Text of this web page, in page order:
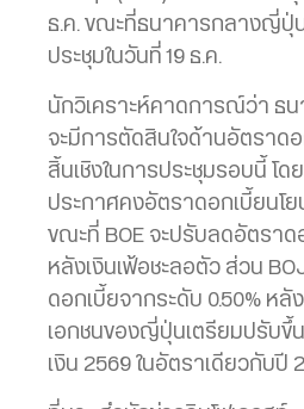
ธ.ค. ขณะที่ธนาคารกลางญี่ปุ่น
ประชุมในวันที่ 19 ธ.ค.
นักวิเคราะห์คาดการณ์ว่า ธ
จะมีการตัดสินใจด้านอัตราด
สิ้นเชิงในการประชุมรอบนี้ โด
ประกาศคงอัตราดอกเบี้ยนโย
ขณะที่ BOE จะปรับลดอัตราด
หลังเงินเฟ้อชะลอตัว ส่วน
ดอกเบี้ยจากระดับ 0.50% หลั
เอกชนของญี่ปุ่นเตรียมปรับขึ้
เงิน 2569 ในอัตราเดียวกับปี